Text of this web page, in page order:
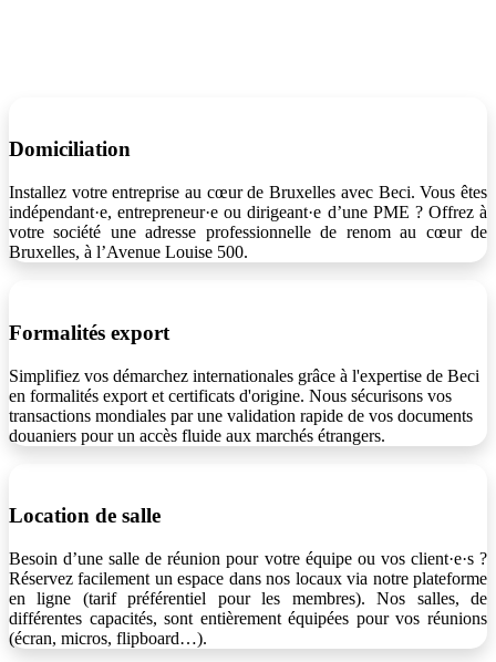
Domiciliation
Installez votre entreprise au cœur de Bruxelles avec Beci. Vous êtes
indépendant·e, entrepreneur·e ou dirigeant·e d’une PME ? Offrez à
votre société une adresse professionnelle de renom au cœur de
Bruxelles, à l’Avenue Louise 500.
Formalités export
Simplifiez vos démarchez internationales grâce à l'expertise de Beci
en formalités export et certificats d'origine. Nous sécurisons vos
transactions mondiales par une validation rapide de vos documents
douaniers pour un accès fluide aux marchés étrangers.
Location de salle
Besoin d’une salle de réunion pour votre équipe ou vos client·e·s ?
Réservez facilement un espace dans nos locaux via notre plateforme
en ligne (tarif préférentiel pour les membres). Nos salles, de
différentes capacités, sont entièrement équipées pour vos réunions
(écran, micros, flipboard…).